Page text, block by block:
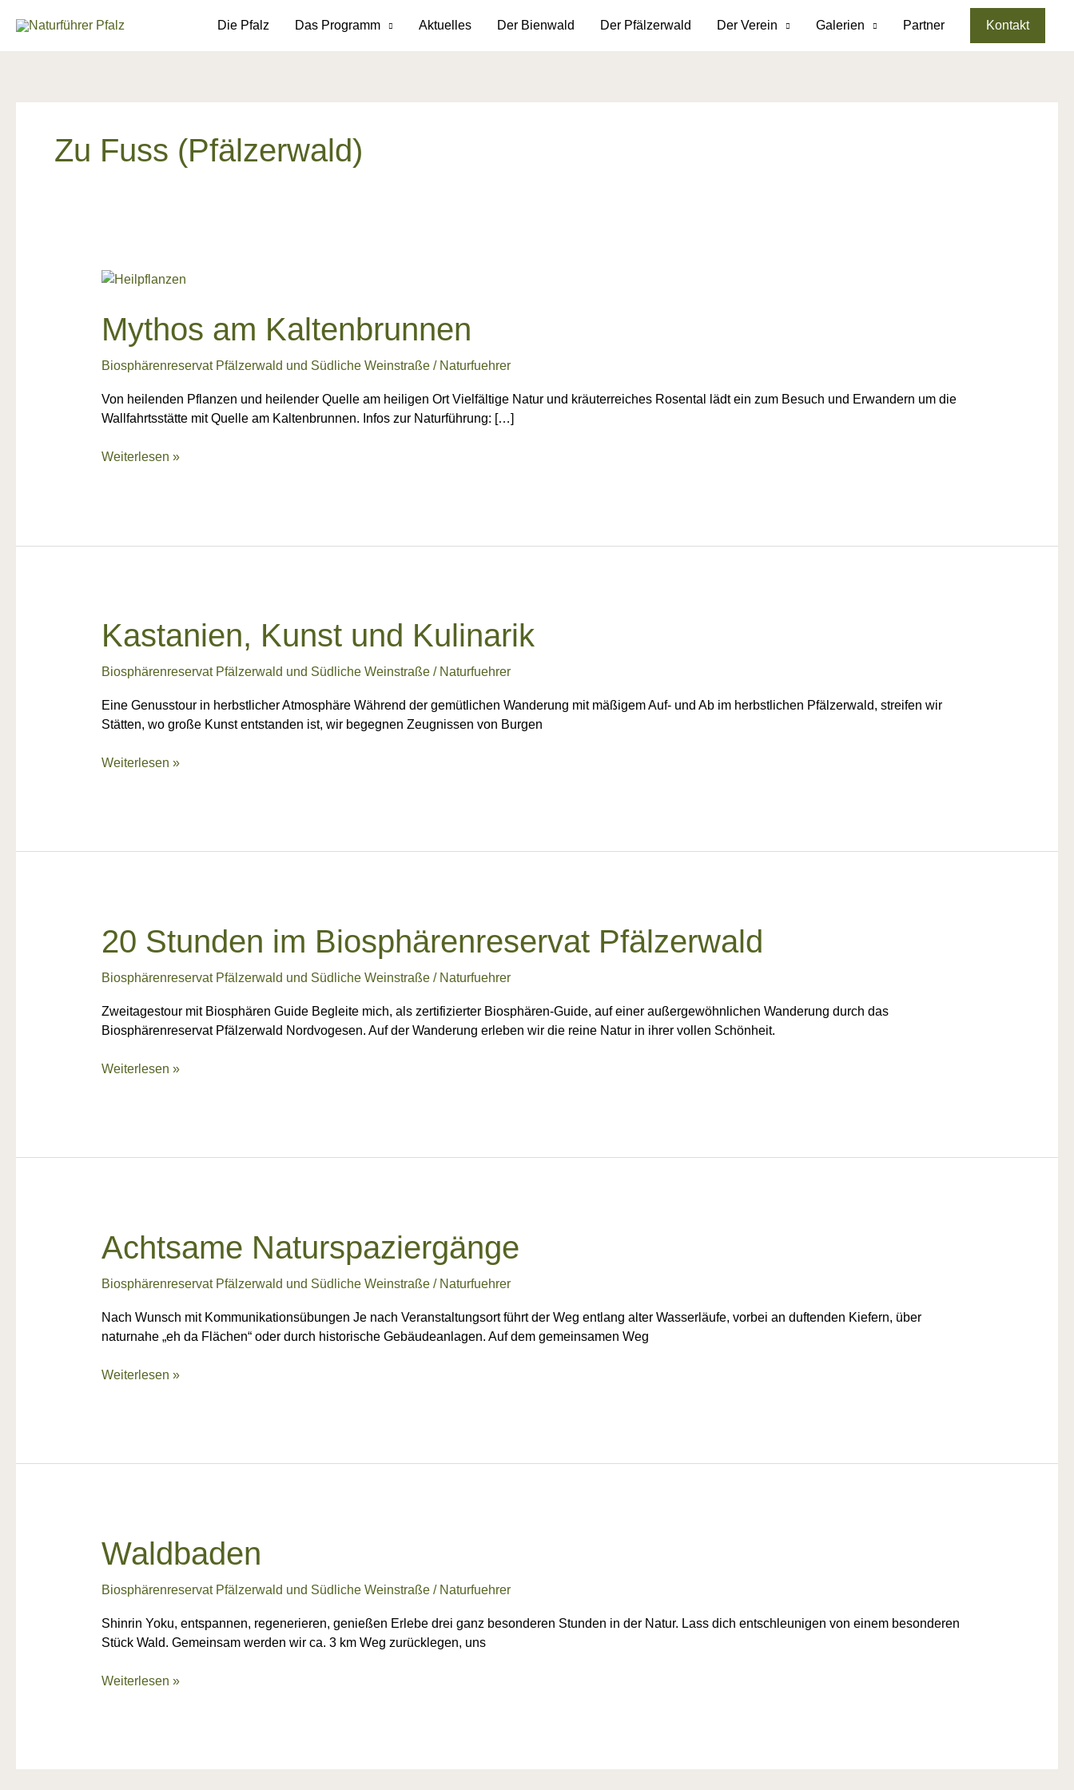
springen
Inhalt
Die Pfalz Das Programm Aktuelles Der Bienwald Der Pfälzerwald Der Verein Galerien Partner Kontakt
Zu Fuss (Pfälzerwald)
Mythos am Kaltenbrunnen
Biosphärenreservat Pfälzerwald und Südliche Weinstraße/ Naturfuehrer
Von heilenden Pflanzen und heilender Quelle am heiligen Ort Vielfältige Natur und kräuterreiches Rosental lädt ein zum Besuch und Erwandern um die
Wallfahrtsstätte mit Quelle am Kaltenbrunnen. Infos zur Naturführung: […]
Mythos
Kaltenbrunnen
Weiterlesen »
Kastanien, Kunst und Kulinarik
Biosphärenreservat Pfälzerwald und Südliche Weinstraße/ Naturfuehrer
Eine Genusstour in herbstlicher Atmosphäre Während der gemütlichen Wanderung mit mäßigem Auf- und Ab im herbstlichen Pfälzerwald, streifen wir
Stätten, wo große Kunst entstanden ist, wir begegnen Zeugnissen von Burgen
Kastanien,
Kunst
Kulinarik
Weiterlesen »
20 Stunden im Biosphärenreservat Pfälzerwald
Biosphärenreservat Pfälzerwald und Südliche Weinstraße/ Naturfuehrer
Zweitagestour mit Biosphären Guide Begleite mich, als zertifizierter Biosphären-Guide, auf einer außergewöhnlichen Wanderung durch das
Biosphärenreservat Pfälzerwald Nordvogesen. Auf der Wanderung erleben wir die reine Natur in ihrer vollen Schönheit.
20
Stunden
Biosphärenreservat
Pfälzerwald
Weiterlesen »
Achtsame Naturspaziergänge
Biosphärenreservat Pfälzerwald und Südliche Weinstraße/ Naturfuehrer
Nach Wunsch mit Kommunikationsübungen Je nach Veranstaltungsort führt der Weg entlang alter Wasserläufe, vorbei an duftenden Kiefern, über
naturnahe „eh da Flächen“ oder durch historische Gebäudeanlagen. Auf dem gemeinsamen Weg
Achtsame
Naturspaziergänge
Weiterlesen »
Waldbaden
Biosphärenreservat Pfälzerwald und Südliche Weinstraße/ Naturfuehrer
Shinrin Yoku, entspannen, regenerieren, genießen Erlebe drei ganz besonderen Stunden in der Natur. Lass dich entschleunigen von einem besonderen
Stück Wald. Gemeinsam werden wir ca. 3 km Weg zurücklegen, uns
Waldbaden
Weiterlesen »